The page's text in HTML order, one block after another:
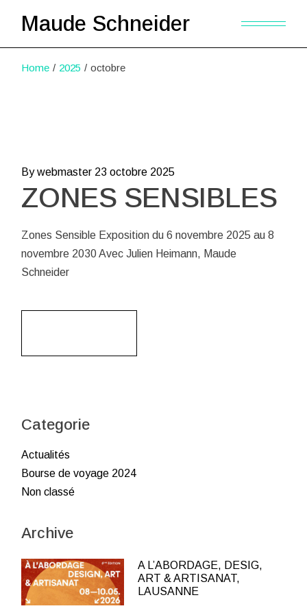
Maude Schneider
Home 2025 octobre
By webmaster 23 octobre 2025
ZONES SENSIBLES
Zones Sensible Exposition du 6 novembre 2025 au 8
novembre 2030 Avec Julien Heimann, Maude
Schneider
Categorie
Actualités
Bourse de voyage 2024
Non classé
Archive
A L’ABORDAGE, DESIG,
ART & ARTISANAT,
LAUSANNE